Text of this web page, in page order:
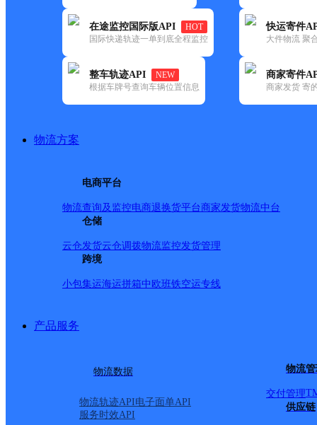
在途监控国际版API
HOT
国际快递轨迹一单到底全程监控
整车轨迹API
NEW
根据车牌号查询车辆位置信息
快运寄件
大件物流 聚
商家寄件
商家发货 寄
物流方案
电商平台
物流查询及监控电商退换货平台商家发货物流中台
仓储
云仓发货云仓调拨物流监控发货管理
跨境
小包集运海运拼箱中欧班铁空运专线
产品服务
物流数据
物流轨迹API电子面单API
服务时效API
物流
交付管理
供应链
邮政
张其寨邮政支局
更新时间：2021-12-03 00:00:00
所属快递：邮政国内
所属区域：辽宁省-本溪市-溪湖区
网点地址：辽宁省本溪市溪湖区张其寨乡张其寨村一组
网点负责人：